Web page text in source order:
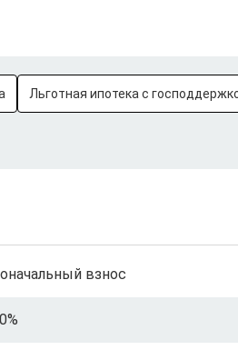
Льготная ипотека с
взнос